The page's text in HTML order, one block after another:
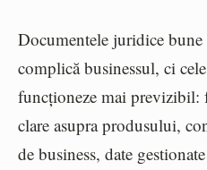
Documentele juridice bune
complică businessul, ci
funcționeze mai
clare asupra produsului,
de business, date